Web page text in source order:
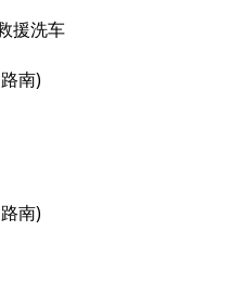
援洗车
南)
南)